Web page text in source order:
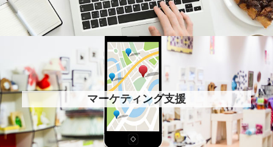
マーケティング支援